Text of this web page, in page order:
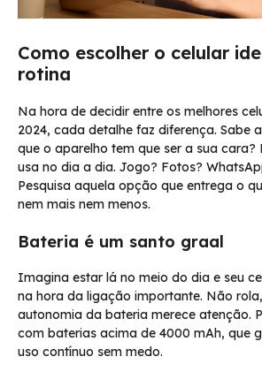
Como escolher o celular
rotina
Na hora de decidir entre os melhores
2024, cada detalhe faz diferença. Sabe
que o aparelho tem que ser a sua cara?
usa no dia a dia. Jogo? Fotos?
Pesquisa aquela opção que entrega o
nem mais nem menos.
Bateria é um santo graal
Imagina estar lá no meio do dia e seu
na hora da ligação importante. Não
autonomia da bateria merece atenção.
com baterias acima de 4000 mAh, que
uso contínuo sem medo.